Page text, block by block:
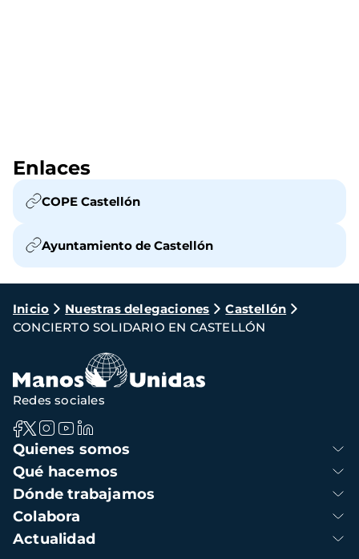
Enlaces
COPE Castellón
Ayuntamiento de Castellón
Ruta
de
navegación
Inicio Nuestras delegaciones
Castellón
CONCIERTO SOLIDARIO EN CASTELLÓN
Navegación
principal
Quienes somos
Qué hacemos
Dónde trabajamos
Colabora
Actualidad
Redes sociales